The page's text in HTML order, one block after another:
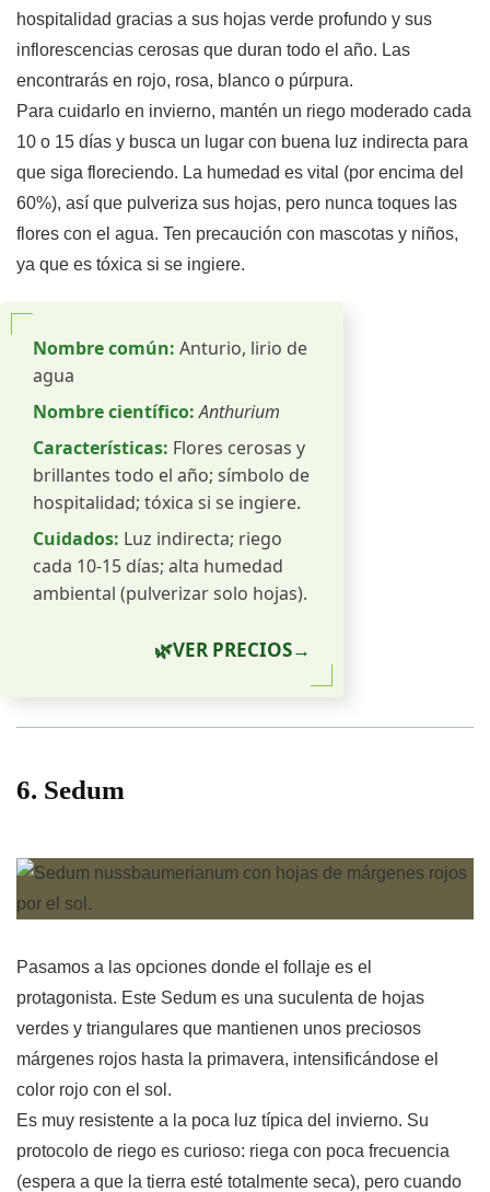
hospitalidad gracias a sus hojas verde profundo y sus
inflorescencias cerosas que duran todo el año. Las
encontrarás en rojo, rosa, blanco o púrpura.
Para cuidarlo en invierno, mantén un riego moderado cada
10 o 15 días y busca un lugar con buena luz indirecta para
que siga floreciendo. La humedad es vital (por encima del
60%), así que pulveriza sus hojas, pero nunca toques las
flores con el agua. Ten precaución con mascotas y niños,
ya que es tóxica si se ingiere.
Nombre común: Anturio, lirio de
agua
Nombre científico: Anthurium
Características: Flores cerosas y
brillantes todo el año; símbolo de
hospitalidad; tóxica si se ingiere.
Cuidados: Luz indirecta; riego
cada 10-15 días; alta humedad
ambiental (pulverizar solo hojas).
🌿VER PRECIOS→
6. Sedum
Pasamos a las opciones donde el follaje es el
protagonista. Este Sedum es una suculenta de hojas
verdes y triangulares que mantienen unos preciosos
márgenes rojos hasta la primavera, intensificándose el
color rojo con el sol.
Es muy resistente a la poca luz típica del invierno. Su
protocolo de riego es curioso: riega con poca frecuencia
(espera a que la tierra esté totalmente seca), pero cuando